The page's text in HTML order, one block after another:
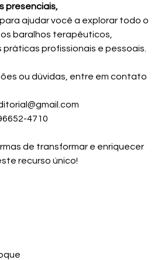
presenciais,
para ajudar você a explorar todo o
baralhos terapêuticos,
profissionais e pessoais.
ou dúvidas, entre em contato
4710
de transformar e enriquecer
recurso único!